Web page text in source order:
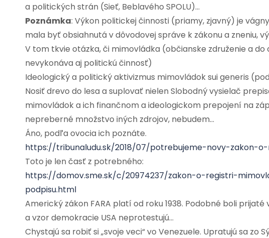
a politických strán (Sieť, Beblavého SPOLU)…
Poznámka: Výkon politickej činnosti (priamy, zjavný) je
mala byť obsiahnutá v dôvodovej správe k zákonu a zneniu,
V tom tkvie otázka, či mimovládka (občianske združenie a
nevykonáva aj politickú činnosť)
Ideologický a politický aktivizmus mimovládok sui generis
Nosiť drevo do lesa a suplovať nielen Slobodný vysielač
mimovládok a ich finančnom a ideologickom prepojení na
nepreberné množstvo iných zdrojov, nebudem…
Áno, podľa ovocia ich poznáte.
https://tribunaludu.sk/2018/07/potrebujeme-novy-zakon-
Toto je len časť z potrebného:
https://domov.sme.sk/c/20974237/zakon-o-registri-
podpisu.html
Americký zákon FARA platí od roku 1938. Podobné boli
a vzor demokracie USA neprotestujú…
Chystajú sa robiť si „svoje veci“ vo Venezuele. Upratujú sa zo